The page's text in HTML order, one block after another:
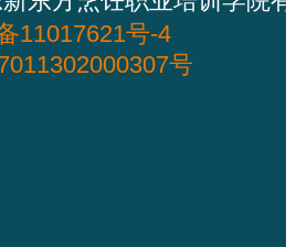
11017621号-4
号